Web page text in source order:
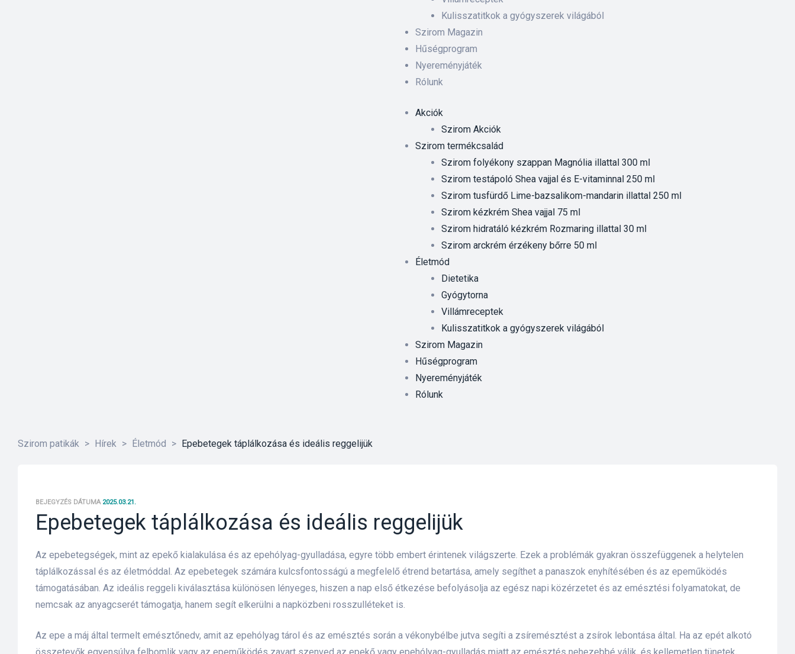
Kulisszatitkok a gyógyszerek világából
Szirom Magazin
Hűségprogram
Nyereményjáték
Rólunk
Akciók
Szirom Akciók
Szirom termékcsalád
Szirom folyékony szappan Magnólia illattal 300 ml
Szirom testápoló Shea vajjal és E-vitaminnal 250 ml
Szirom tusfürdő Lime-bazsalikom-mandarin illattal 250 ml
Szirom kézkrém Shea vajjal 75 ml
Szirom hidratáló kézkrém Rozmaring illattal 30 ml
Szirom arckrém érzékeny bőrre 50 ml
Életmód
Dietetika
Gyógytorna
Villámreceptek
Kulisszatitkok a gyógyszerek világából
Szirom Magazin
Hűségprogram
Nyereményjáték
Rólunk
Szirom patikák > Hírek > Életmód > Epebetegek táplálkozása és ideális reggelijük
BEJEGYZÉS DÁTUMA 2025.03.21.
Epebetegek táplálkozása és ideális reggelijük
Az epebetegségek, mint az epekő kialakulása és az epehólyag-gyulladása, egyre több embert érintenek világszerte. Ezek a problémák gyakran összefüggenek a helytelen
táplálkozással és az életmóddal. Az epebetegek számára kulcsfontosságú a megfelelő étrend betartása, amely segíthet a panaszok enyhítésében és az epeműködés
támogatásában. Az ideális reggeli kiválasztása különösen lényeges, hiszen a nap első étkezése befolyásolja az egész napi közérzetet és az emésztési folyamatokat, de
nemcsak az anyagcserét támogatja, hanem segít elkerülni a napközbeni rosszulléteket is.
Az epe a máj által termelt emésztőnedv, amit az epehólyag tárol és az emésztés során a vékonybélbe jutva segíti a zsíremésztést a zsírok lebontása által. Ha az epét alkotó